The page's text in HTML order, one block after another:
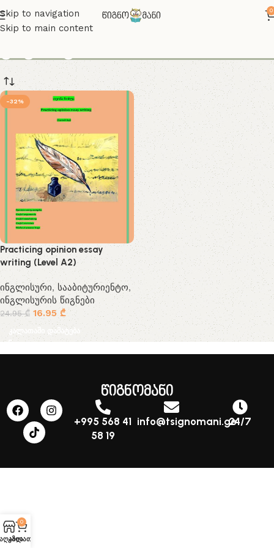
Skip to navigation
Skip to main content
0
-32%
Practicing opinion essay
writing (Level A2)
ინგლისური, სააბიტურიენტო,
ინგლისურის წიგნები
24.95₾ 16.95 ₾
კალათაში დამატება
წიგნომანი
+995 568 41
58 19
info@tsignomani.ge24/7
0
კალათა